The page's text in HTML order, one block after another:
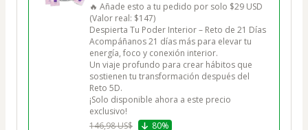
🔥 Añade esto a tu pedido por solo $29 USD
(Valor real: $147)
Despierta Tu Poder Interior – Reto de 21 Días
Acompáñanos 21 días más para elevar tu
energía, foco y conexión interior.
Un viaje profundo para crear hábitos que
sostienen tu transformación después del
Reto 5D.
¡Solo disponible ahora a este precio
exclusivo!
146,98 US$
80%